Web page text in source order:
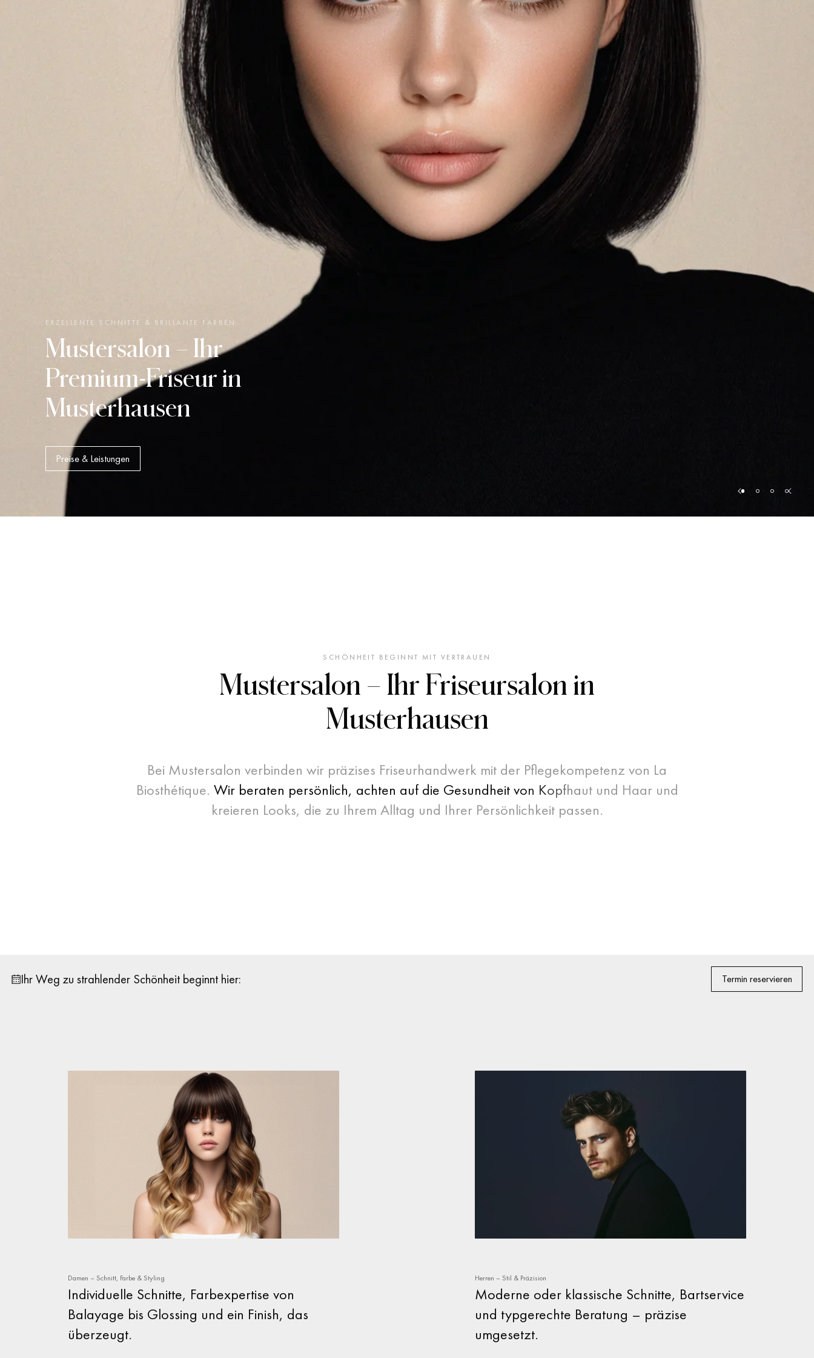
EXZELLENTE SCHNITTE & BRILLANTE FARBEN
Mustersalon – Ihr
Premium-Friseur in
Musterhausen
Preise & Leistungen
SCHÖNHEIT BEGINNT MIT VERTRAUEN
Mustersalon – Ihr Friseursalon in
Musterhausen
Bei Mustersalon verbinden wir präzises Friseurhandwerk mit der Pflegekompetenz von La
Biosthétique. Wir beraten persönlich, achten auf die Gesundheit von Kopfhaut und Haar und
kreieren Looks, die zu Ihrem Alltag und Ihrer Persönlichkeit passen.
Ihr Weg zu strahlender Schönheit beginnt hier: Termin reservieren
Damen – Schnitt, Farbe & Styling
Individuelle Schnitte, Farbexpertise von
Balayage bis Glossing und ein Finish, das
überzeugt.
Herren – Stil & Präzision
Moderne oder klassische Schnitte, Bartservice
und typgerechte Beratung – präzise
umgesetzt.